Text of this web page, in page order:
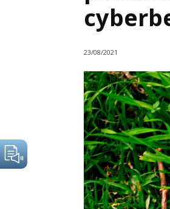
23/08/2021